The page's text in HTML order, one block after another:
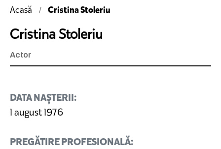
Acasă Cristina Stoleriu
Cristina Stoleriu
Actor
DATA NAȘTERII:
1 august 1976
PREGĂTIRE PROFESIONALĂ: